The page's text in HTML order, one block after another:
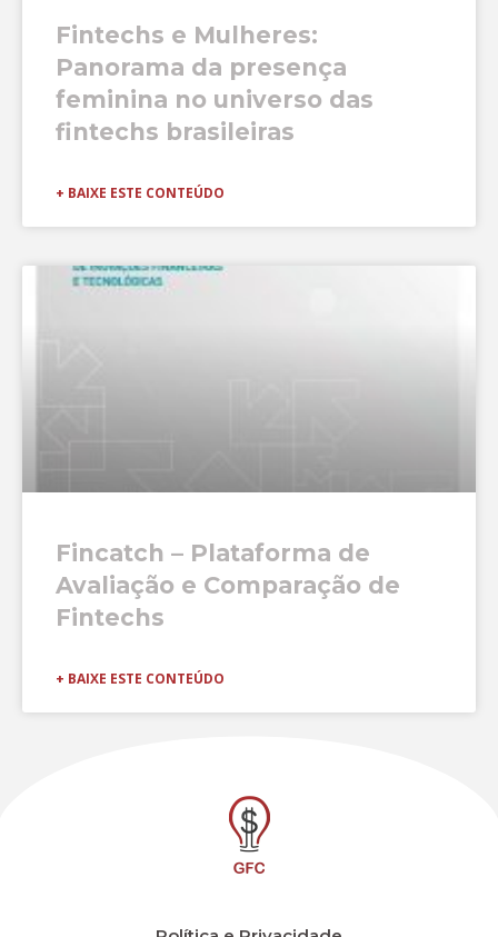
Fintechs e Mulheres:
Panorama da presença
feminina no universo das
fintechs brasileiras
+ BAIXE ESTE CONTEÚDO
Fincatch – Plataforma de
Avaliação e Comparação de
Fintechs
+ BAIXE ESTE CONTEÚDO